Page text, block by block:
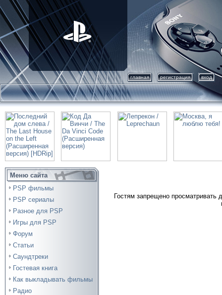
главная регистрация вход
Меню сайта
PSP фильмы
PSP сериалы
Разное для PSP
Игры для PSP
Форум
Статьи
Саундтреки
Гостевая книга
Как выкладывать фильмы
Радио
Гостям запрещено просматривать